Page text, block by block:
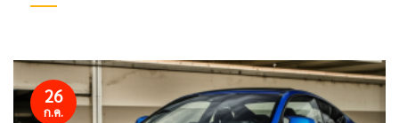
26
ก.ค.